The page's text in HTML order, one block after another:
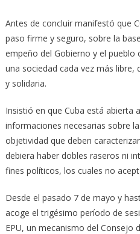
Antes de concluir manifestó que
paso firme y seguro, sobre la
empeño del Gobierno y el pueblo
una sociedad cada vez más
y solidaria.
Insistió en que Cuba está abierta
informaciones necesarias sobre
objetividad que deben
debiera haber dobles raseros ni
fines políticos, los cuales no
Desde el pasado 7 de mayo y
acoge el trigésimo período de
EPU, un mecanismo del Consejo